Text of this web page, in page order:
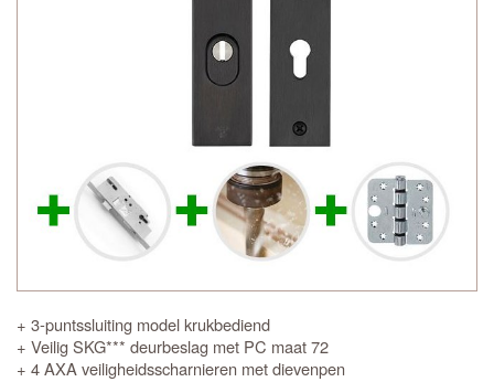
+ 3-puntssluiting model krukbediend
+ Veilig SKG*** deurbeslag met PC maat 72
+ 4 AXA veiligheidsscharnieren met dievenpen